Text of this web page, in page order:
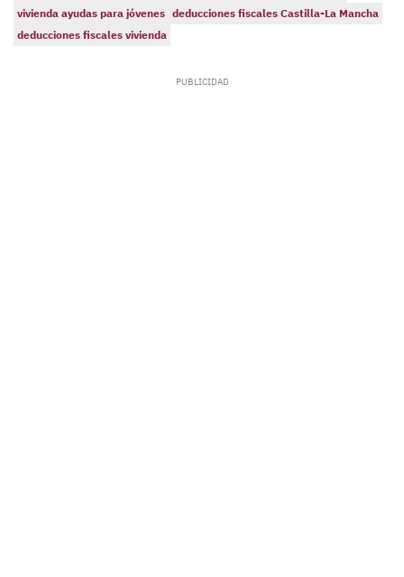
vivienda ayudas para jóvenes deducciones fiscales Castilla-La Mancha
deducciones fiscales vivienda